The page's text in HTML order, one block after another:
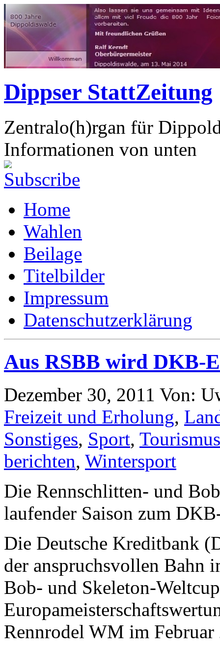
Dippser StattZeitung
Zentralo(h)rgan für
Informationen von unten
Home
Wahlen
Beilage
Titelbilder
Impressum
Datenschutzerklärung
Aus RSBB wird DKB-
Dezember 30, 2011 Von:
Freizeit und Erholung,
Sonstiges, Sport, Tourismus
berichten, Wintersport
Die Rennschlitten- und
laufender Saison zum
Die Deutsche Kreditbank
der anspruchsvollen Bahn
Bob- und Skeleton-
Rennrodel WM im Februar